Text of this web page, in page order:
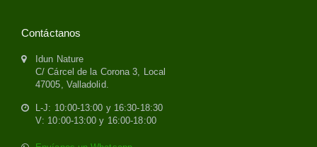
Contáctanos
Idun Nature
C/ Cárcel de la Corona 3, Local
47005, Valladolid.
L-J: 10:00-13:00 y 16:30-18:30
V: 10:00-13:00 y 16:00-18:00